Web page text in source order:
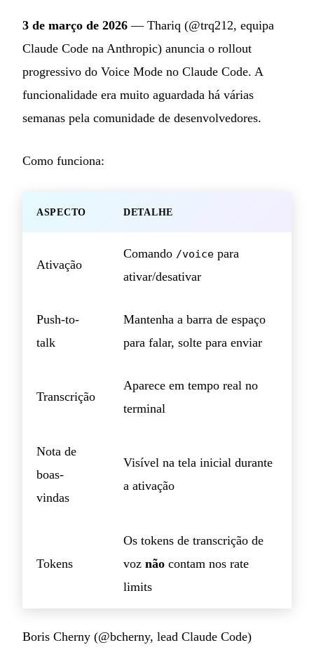
3 de março de 2026 — Thariq (@trq212, equipa
Claude Code na Anthropic) anuncia o rollout
progressivo do Voice Mode no Claude Code. A
funcionalidade era muito aguardada há várias
semanas pela comunidade de desenvolvedores.
Como funciona:
ASPECTO DETALHE
Ativação
Comando /voice para
ativar/desativar
Push-to-
talk
Mantenha a barra de espaço
para falar, solte para enviar
Transcrição
Aparece em tempo real no
terminal
Nota de
boas-
vindas
Visível na tela inicial durante
a ativação
Tokens
Os tokens de transcrição de
voz não contam nos rate
limits
Boris Cherny (@bcherny, lead Claude Code)